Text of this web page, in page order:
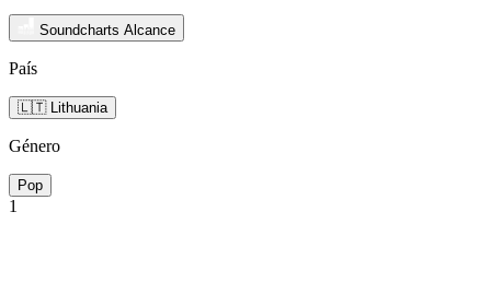
Soundcharts Alcance
País
🇱🇹 Lithuania
Género
Pop
1